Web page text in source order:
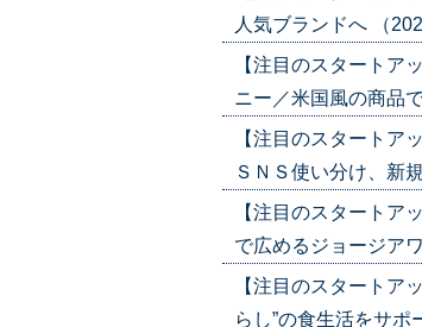
人気ブランドへ （
【注目のスタート
ニー／米国風の商品
【注目のスタート
ＳＮＳ使い分け、新
【注目のスタート
で広めるジョージア
【注目のスタート
らし”の食生活をサ